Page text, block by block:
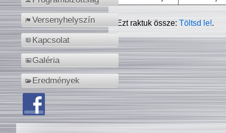
Versenyhelyszín
Kapcsolat
Galéria
Eredmények
Ezt raktuk össze:Töltsd le!.